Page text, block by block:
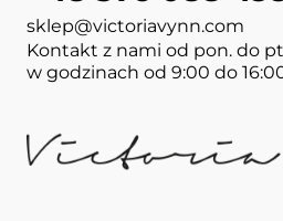
sklep@victoriavynn.com
Kontakt z nami od pon. do
w godzinach od 9:00 do